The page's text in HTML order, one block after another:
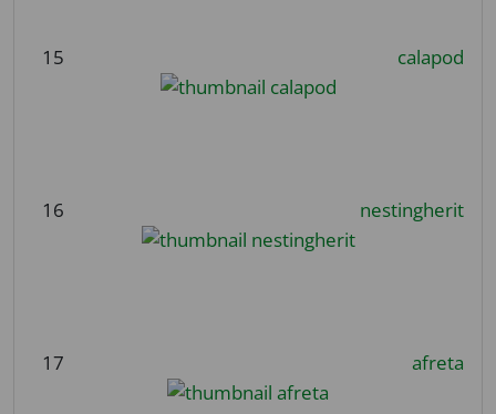
15 calapod
16 nestingherit
17 afreta